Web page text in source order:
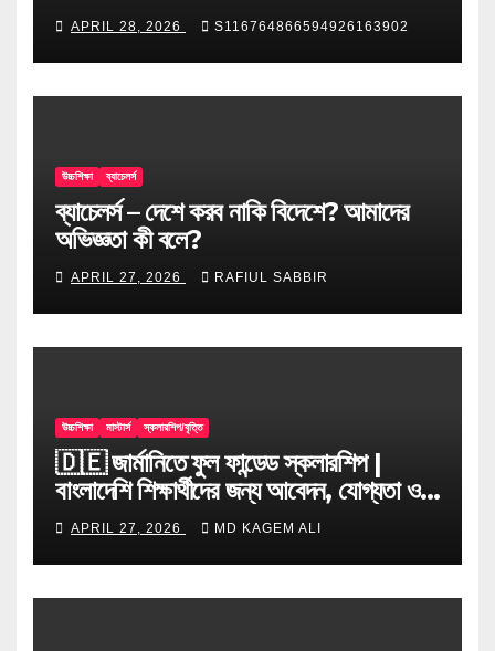
APRIL 28, 2026 S116764866594926163902
উচ্চশিক্ষা ব্যাচেলর্স
ব্যাচেলর্স – দেশে করব নাকি বিদেশে? আমাদের
অভিজ্ঞতা কী বলে?
APRIL 27, 2026 RAFIUL SABBIR
উচ্চশিক্ষা মাস্টার্স স্কলারশিপ/বৃত্তি
🇩🇪 জার্মানিতে ফুল ফান্ডেড স্কলারশিপ |
বাংলাদেশি শিক্ষার্থীদের জন্য আবেদন, যোগ্যতা ও
টিপস
APRIL 27, 2026 MD KAGEM ALI